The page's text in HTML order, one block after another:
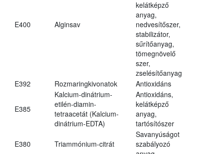
E400 Alginsav
kelátképző
anyag,
nedvesítőszer,
stabilizátor,
sűrítőanyag,
tömegnövelő
szer,
zselésítőanyag
E392
Rozmaringkivonatok Antioxidáns
E385
Kalcium-dinátrium-
etilén-diamin-
tetraacetát (Kalcium-
dinátrium-EDTA)
Antioxidáns,
kelátképző
anyag,
tartósítószer
E380 Triammónium-citrát
Savanyúságot
szabályozó